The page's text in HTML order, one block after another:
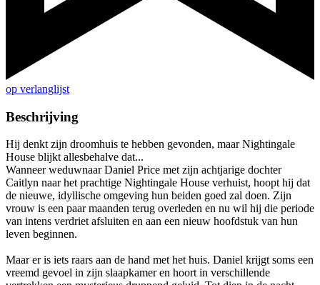
op verlanglijst
Beschrijving
Hij denkt zijn droomhuis te hebben gevonden, maar Nightingale
House blijkt allesbehalve dat...
Wanneer weduwnaar Daniel Price met zijn achtjarige dochter
Caitlyn naar het prachtige Nightingale House verhuist, hoopt hij dat
de nieuwe, idyllische omgeving hun beiden goed zal doen. Zijn
vrouw is een paar maanden terug overleden en nu wil hij die periode
van intens verdriet afsluiten en aan een nieuw hoofdstuk van hun
leven beginnen.
Maar er is iets raars aan de hand met het huis. Daniel krijgt soms een
vreemd gevoel in zijn slaapkamer en hoort in verschillende